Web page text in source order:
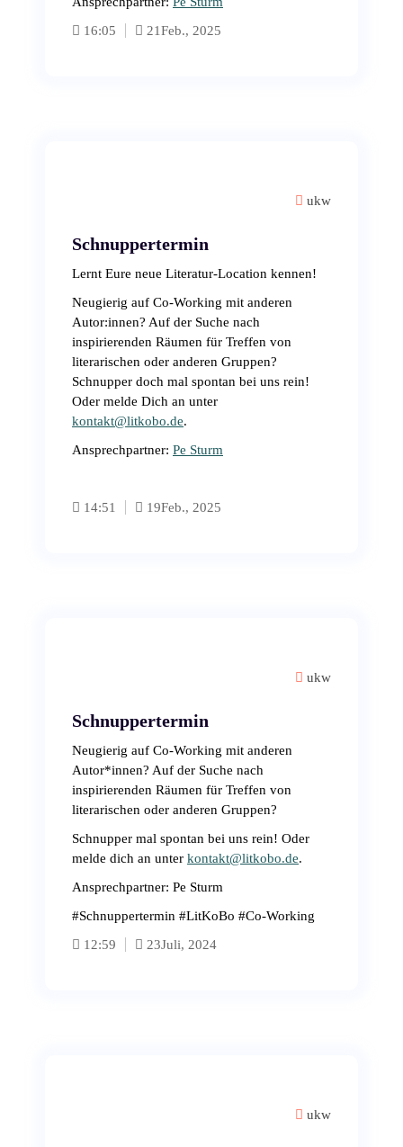
16:05
21Feb., 2025
ukw
Schnuppertermin
Lernt Eure neue Literatur-Location kennen!
Neugierig auf Co-Working mit anderen
Autor:innen? Auf der Suche nach
inspirierenden Räumen für Treffen von
literarischen oder anderen Gruppen?
Schnupper doch mal spontan bei uns rein!
Oder melde Dich an unter
kontakt@litkobo.de.
Ansprechpartner: Pe Sturm
14:51 19Feb., 2025
ukw
Schnuppertermin
Neugierig auf Co-Working mit anderen
Autor*innen? Auf der Suche nach
inspirierenden Räumen für Treffen von
literarischen oder anderen Gruppen?
Schnupper mal spontan bei uns rein! Oder
melde dich an unter kontakt@litkobo.de.
Ansprechpartner: Pe Sturm
#Schnuppertermin #LitKoBo #Co-Working
12:59
23Juli, 2024
ukw